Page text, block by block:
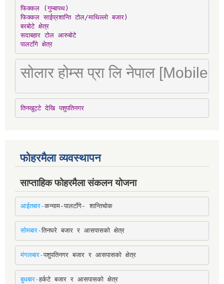
फिक्कल (गुम्बापथ)
फिक्कल साईप्रशान्ति टोल/माथिल्लो बजार)
बरबोटे क्षेत्र
सदाबहार टोल आरुबोटे
पालटाँगे क्षेत्र
सोलार होम्स प्रा लि नेपाल [Mobile
तिनखुट्टे देखि पशुपतिनगर
फोहरमैला व्यवस्थापन
साप्ताहिक फोहरमैला संकलन योजना
आईतबार-कन्याम-पालटाँगे- शान्तिचोक
सोमबार-तिनघरे बजार र आसपासको क्षेत्र
मंगलबार-पशुपतिनगर बजार र आसपासको क्षेत्र
बुधबार-हर्कटे बजार र आसपासको क्षेत्र